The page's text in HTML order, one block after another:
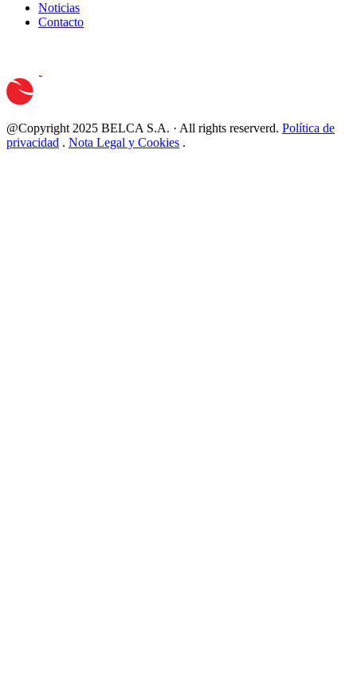
Noticias
Contacto
@Copyright 2025 BELCA S.A. · All rights reserverd. Política de
privacidad . Nota Legal y Cookies .